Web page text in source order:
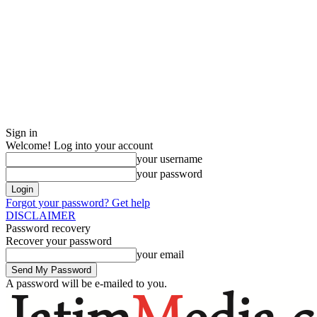
Sign in
Welcome! Log into your account
your username
your password
Forgot your password? Get help
DISCLAIMER
Password recovery
Recover your password
your email
A password will be e-mailed to you.